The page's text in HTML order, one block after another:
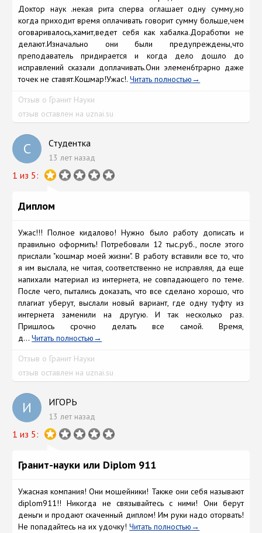
Доктор наук .некая рита сперва оглашает одну сумму,но
когда приходит время оплачивать говорит сумму больше,чем
оговаривалось,хамит,ведет себя как хабалка.Доработки не
делают.Изначально они были предупреждены,что
преподаватель придирается и когда дело дошло до
исправлений сказали доплачивать.Они элемен6трарно даже
точек не ставят.Кошмар!Ужас!.Читать полностью
Отзыв о Гранит Науки
отзыв оставлен на uznai.su
С Студентка
13 лет назад
1 из 5:
Диплом
Ужас!!! Полное кидалово! Нужно было работу дописать и
правильно оформить! Потребовали 12 тыс.руб., после этого
прислали "кошмар моей жизни". В работу вставили все то, что
я им выслала, не читая, соответственно не исправляя, да еще
напихали материал из интернета, не совпадающего по теме.
После чего, пытались доказать, что все сделано хорошо, что
плагиат уберут, выслали новый вариант, где одну туфту из
интернета заменили на другую. И так несколько раз.
Пришлось срочно делать все самой. Время,
д...Читать полностью
Отзыв о Гранит Науки
отзыв оставлен на uznai.su
И ИГОРЬ
13 лет назад
1 из 5:
Гранит-науки или Diplom 911
Ужасная компания! Они мошейники! Также они себя называют
diplom911!! Никогда не связывайтесь с ними! Они берут
деньги и продают скаченный диплом! Им руки надо оторвать!
Не попадайтесь на их удочку!Читать полностью